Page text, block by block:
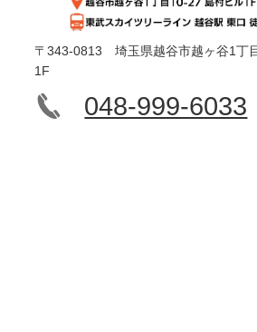
〒343-0813 埼玉県越谷市越ヶ谷1
1F
048-999-6033